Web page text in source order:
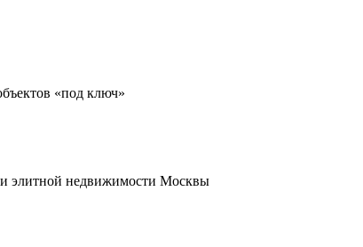
«под ключ»
элитной недвижимости Москвы